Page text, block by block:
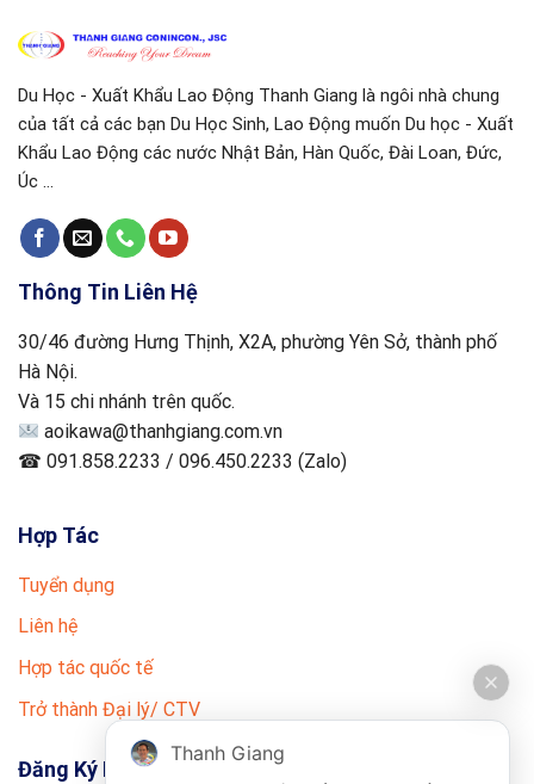
Du Học - Xuất Khẩu Lao Động Thanh Giang là ngôi nhà chung
của tất cả các bạn Du Học Sinh, Lao Động muốn Du học - Xuất
Khẩu Lao Động các nước Nhật Bản, Hàn Quốc, Đài Loan, Đức,
Úc ...
Thông Tin Liên Hệ
30/46 đường Hưng Thịnh, X2A, phường Yên Sở, thành phố
Hà Nội.
Và 15 chi nhánh trên quốc.
aoikawa@thanhgiang.com.vn
☎ 091.858.2233 / 096.450.2233 (Zalo)
Hợp Tác
Tuyển dụng
Liên hệ
Hợp tác quốc tế
Trở thành Đại lý/ CTV
Đăng Ký Nhận Tin
Thanh Giang